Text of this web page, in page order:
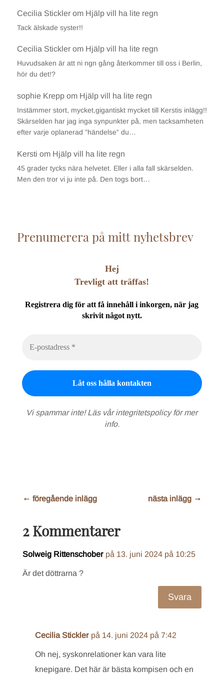
Cecilia Sticklerom Hjälp vill ha lite regn
Tack älskade syster!!
Cecilia Sticklerom Hjälp vill ha lite regn
Huvudsaken är att ni ngn gång återkommer till oss i Berlin,
hör du det!?
sophie Kreppom Hjälp vill ha lite regn
Instämmer stort, mycket,gigantiskt mycket till Kerstis inlägg!!
Skärselden har jag inga synpunkter på, men tacksamheten
efter varje oplanerad ”händelse” du…
Kersti om Hjälp vill ha lite regn
45 grader tycks nära helvetet. Eller i alla fall skärselden.
Men den tror vi ju inte på. Den togs bort…
Prenumerera på mitt nyhetsbrev
Hej
Trevligt att träffas!
Registrera dig för att få innehåll i inkorgen, när jag
skrivit något nytt.
Vi spammar inte! Läs vårintegritetspolicyför mer
info.
← föregående inlägg nästa inlägg →
2 Kommentarer
Solweig Rittenschober på 13. juni 2024 på 10:25
Är det döttrarna ?
Svara
Cecilia Stickler på 14. juni 2024 på 7:42
Oh nej, syskonrelationer kan vara lite
knepigare. Det här är bästa kompisen och en